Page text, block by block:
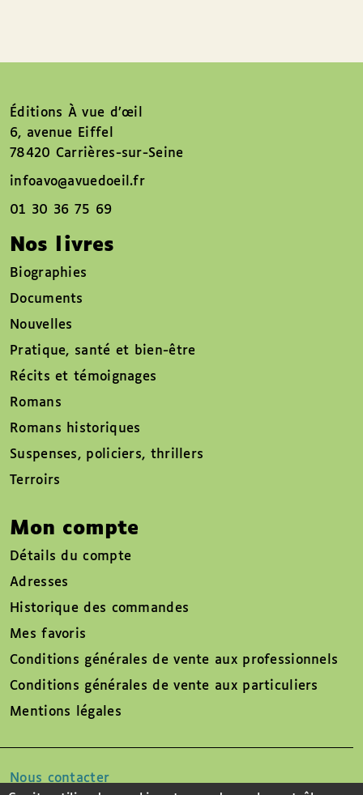
Éditions À vue d’œil
6, avenue Eiffel
78420 Carrières-sur-Seine
infoavo@avuedoeil.fr
01 30 36 75 69
Nos livres
Biographies
Documents
Nouvelles
Pratique, santé et bien-être
Récits et témoignages
Romans
Romans historiques
Suspenses, policiers, thrillers
Terroirs
Mon compte
Détails du compte
Adresses
Historique des commandes
Mes favoris
Conditions générales de vente aux professionnels
Conditions générales de vente aux particuliers
Mentions légales
Nous contacter